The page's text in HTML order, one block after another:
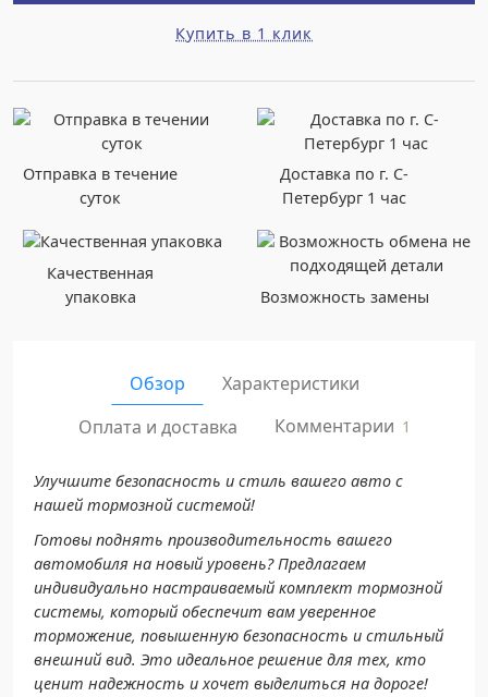
Купить в 1 клик
Отправка в течение
суток
Доставка по г. С-
Петербург 1 час
Качественная
упаковка
Возможность замены
Обзор
Характеристики
Оплата и доставка
Комментарии 1
Улучшите безопасность и стиль вашего авто с
нашей тормозной системой!
Готовы поднять производительность вашего
автомобиля на новый уровень? Предлагаем
индивидуально настраиваемый комплект тормозной
системы, который обеспечит вам уверенное
торможение, повышенную безопасность и стильный
внешний вид. Это идеальное решение для тех, кто
ценит надежность и хочет выделиться на дороге!